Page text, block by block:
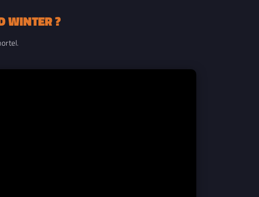
WINTER ?